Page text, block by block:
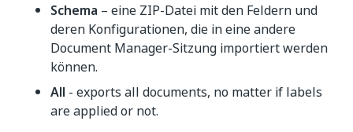
Schema – eine ZIP-Datei mit den Feldern und
deren Konfigurationen, die in eine andere
Document Manager-Sitzung importiert werden
können.
All - exports all documents, no matter if labels
are applied or not.